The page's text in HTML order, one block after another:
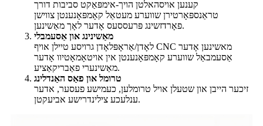
קענען אויסהאלטן הויך-אימפּאַקט סביבות דורך
טראַנספּאָרטירן שווערע מעטאַל קאָמפּאָנענטן צווישן
פאָרדזשינג פּרעססעס אָדער לאָך מאַשינען.
מאַשינינג און אַסעמבלי
לאָדן/אַראָפּלאָדן גרויסע טיילן אויף CNC מאשינען אָדער
אַסעמבאַל שווערע קאָמפּאָנענטן אין אויטאָמאָטיוו אָדער
מאַשינערי פאַבריקאַציע.
טרומל און פאַס האַנדלינג
זיכער הייבן און שטעלן אויל טרומלען, כעמישע פעסער, אדער
ענלעכע צילינדרישע אביעקטן.